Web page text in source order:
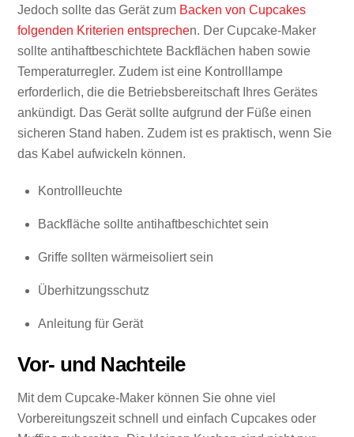
Jedoch sollte das Gerät zum Backen von Cupcakes
folgenden Kriterien entsprechen. Der Cupcake-Maker
sollte antihaftbeschichtete Backflächen haben sowie
Temperaturregler. Zudem ist eine Kontrolllampe
erforderlich, die die Betriebsbereitschaft Ihres Gerätes
ankündigt. Das Gerät sollte aufgrund der Füße einen
sicheren Stand haben. Zudem ist es praktisch, wenn Sie
das Kabel aufwickeln können.
Kontrollleuchte
Backfläche sollte antihaftbeschichtet sein
Griffe sollten wärmeisoliert sein
Überhitzungsschutz
Anleitung für Gerät
Vor- und Nachteile
Mit dem Cupcake-Maker können Sie ohne viel
Vorbereitungszeit schnell und einfach Cupcakes oder